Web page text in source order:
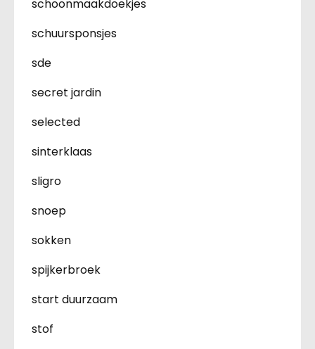
schoonmaakdoekjes
schuursponsjes
sde
secret jardin
selected
sinterklaas
sligro
snoep
sokken
spijkerbroek
start duurzaam
stof